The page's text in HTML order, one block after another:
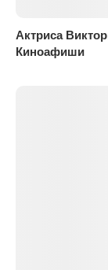
Актриса
Киноафиши